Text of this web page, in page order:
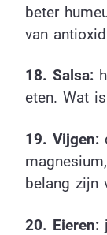
beter
van
18. Salsa:
eten. Wat
19. Vijgen:
belang zijn
20. Eieren: